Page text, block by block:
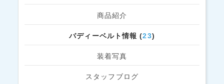
商品紹介
バディーベルト情報 (23)
装着写真
スタッフブログ